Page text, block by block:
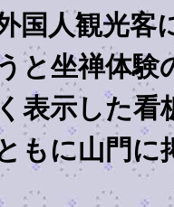
国人観光客
と坐禅体験
表示した看
もに山門に